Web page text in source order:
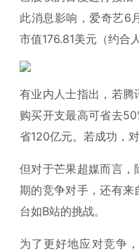
此消息影响，爱奇艺6
市值176.81美元（约合
有业内人士指出，若腾
购买开支最高可省去
省120亿元。若成功，
但对于芒果超媒而言，
期的竞争对手，还有
台如B站的挑战。
为了更好地应对竞争